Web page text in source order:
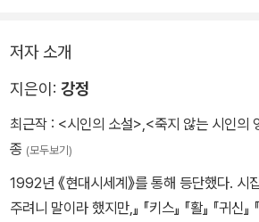
맨발로 뛰쳐나가 생의 지도를 다시 찍으니
펄럭이는 파도 끝 자락에 마지막 詩가 불붙
저자 소개
지은이: 강정
최근작 : <시인의 소설> <죽지 않는 시인의
종 (모두보기)
1992년 《현대시세계》를 통해 등단했다. 시집
주려니 말이라 했지만,』 『키스』 『활』 『귀신』